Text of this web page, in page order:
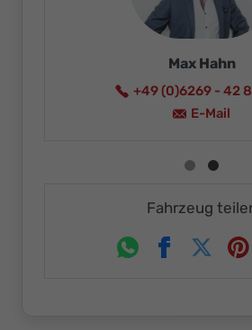
Max Hahn
+49 (0)6269 - 42
E-Mail
Fahrzeug
WhatsappFacebookTwitter